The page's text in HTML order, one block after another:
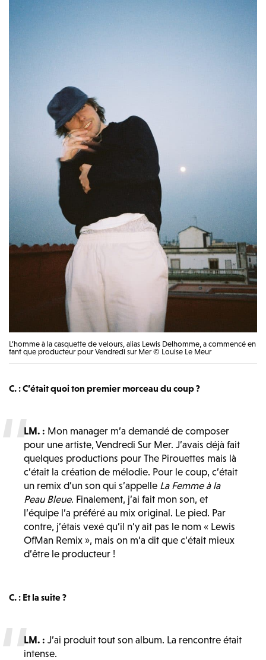
L’homme à la casquette de velours, alias Lewis Delhomme, a commencé en
tant que producteur pour Vendredi sur Mer © Louise Le Meur
C. : C’était quoi ton premier morceau du coup ?
LM. : Mon manager m’a demandé de composer
pour une artiste, Vendredi Sur Mer. J’avais déjà fait
quelques productions pour The Pirouettes mais là
c’était la création de mélodie. Pour le coup, c’était
un remix d’un son qui s’appelle La Femme à la
Peau Bleue. Finalement, j’ai fait mon son, et
l’équipe l’a préféré au mix original. Le pied. Par
contre, j’étais vexé qu’il n’y ait pas le nom « Lewis
OfMan Remix », mais on m’a dit que c’était mieux
d’être le producteur !
C. : Et la suite ?
LM. : J’ai produit tout son album. La rencontre était
intense.